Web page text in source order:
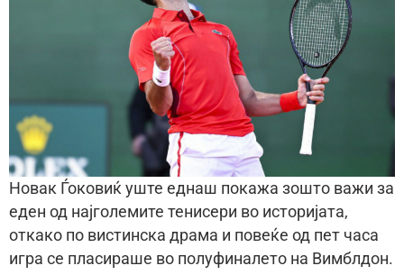
Новак Ѓоковиќ уште еднаш покажа зошто важи за
еден од најголемите тенисери во историјата,
откако по вистинска драма и повеќе од пет часа
игра се пласираше во полуфиналето на Вимблдон.